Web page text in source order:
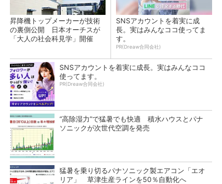
昇降機トップメーカーが技術
の裏側公開 日本オーチスが
「大人の社会科見学」開催
SNSアカウントを着実に成
長。実はみんなココ使ってま
す。
PR(Dreaw合同会社)
SNSアカウントを着実に成長。実はみんなココ
使ってます。
PR(Dreaw合同会社)
“高除湿力”で猛暑でも快適 積水ハウスとパナ
ソニックが次世代空調を発売
猛暑を乗り切るパナソニック製エアコン「エオ
リア」 草津生産ラインを50％自動化へ